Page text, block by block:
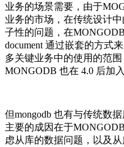
业务的场景需要，由于
业务的市场，在传统设计
子性的问题，在
document 通过嵌套的方式
多关键业务中的使用的范
MONGODB 也在 4.0 后加
但mongodb 也有与传统数
主要的成因在于
虑从库的数据问题，以及